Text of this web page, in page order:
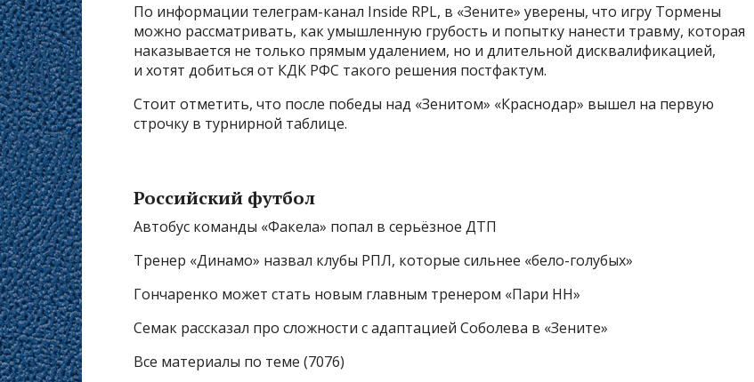
По информации телеграм-канал Inside RPL, в «Зените» уверены, что игру Тормены
можно рассматривать, как умышленную грубость и попытку нанести травму, которая
наказывается не только прямым удалением, но и длительной дисквалификацией,
и хотят добиться от КДК РФС такого решения постфактум.
Стоит отметить, что после победы над «Зенитом» «Краснодар» вышел на первую
строчку в турнирной таблице.
Российский футбол
Автобус команды «Факела» попал в серьёзное ДТП
Тренер «Динамо» назвал клубы РПЛ, которые сильнее «бело-голубых»
Гончаренко может стать новым главным тренером «Пари НН»
Семак рассказал про сложности с адаптацией Соболева в «Зените»
Все материалы по теме (7076)